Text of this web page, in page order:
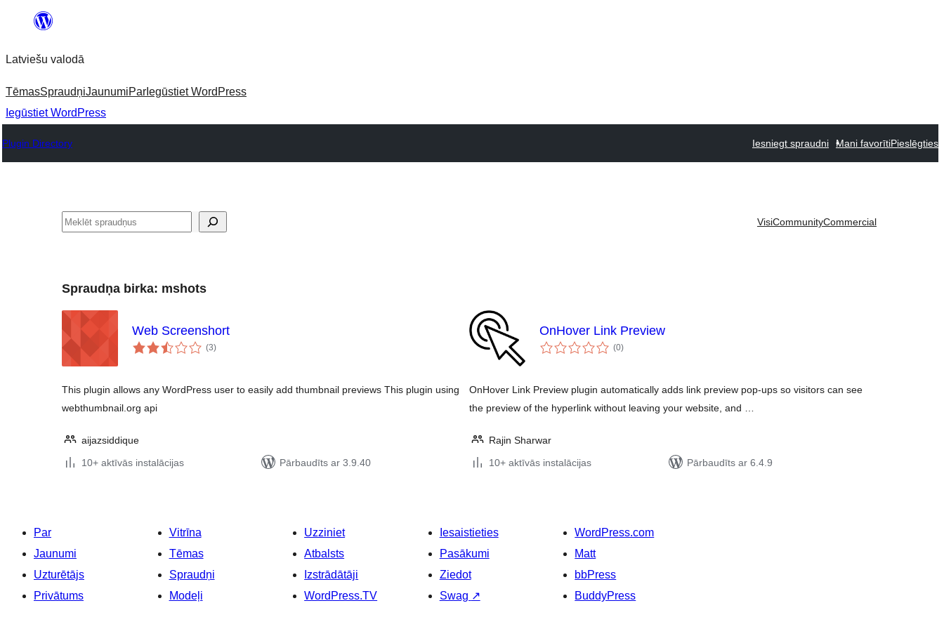
Pāriet
saturu
Latviešu valodā
TēmasSpraudņiJaunumiPar Iegūstiet WordPress
Iegūstiet WordPress
Plugin Directory Iesniegt spraudni Mani favorītiPieslēgties
Meklēt VisiCommunityCommercial
Spraudņa birka: mshots
Web Screenshort
(3vērtējumu
kopsumma
)
This plugin allows any WordPress user to easily add thumbnail previews This plugin using
webthumbnail.org api
aijazsiddique
10+ aktīvās instalācijas
Pārbaudīts ar 3.9.40
OnHover Link Preview
(0vērtējumu
kopsumma
)
OnHover Link Preview plugin automatically adds link preview pop-ups so visitors can see
the preview of the hyperlink without leaving your website, and …
Rajin Sharwar
10+ aktīvās instalācijas
Pārbaudīts ar 6.4.9
Par
Jaunumi
Uzturētājs
Privātums
Vitrīna
Tēmas
Spraudņi
Modeļi
Uzziniet
Atbalsts
Izstrādātāji
WordPress.TV
Iesaistieties
Pasākumi
Ziedot
Swag ↗
WordPress.com
Matt
bbPress
BuddyPress